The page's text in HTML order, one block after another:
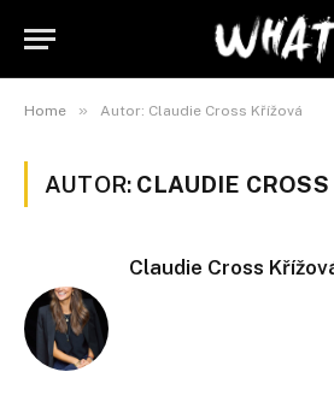
Home » Autor: Claudie Cross Křížová
AUTOR: CLAUDIE
Claudie Cross